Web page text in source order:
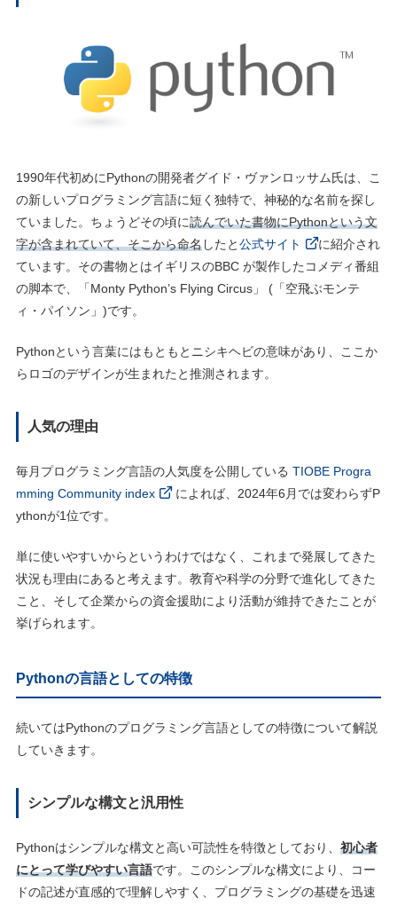
1990年代初めにPythonの開発者グイド・ヴァンロッサム氏は、こ
の新しいプログラミング言語に短く独特で、神秘的な名前を探し
ていました。ちょうどその頃に読んでいた書物にPythonという文
字が含まれていて、そこから命名したと公式サイト
に紹介され
ています。その書物とはイギリスのBBC が製作したコメディ番組
の脚本で、「Monty Python’s Flying Circus」 (「空飛ぶモンテ
ィ・パイソン」)です。
Pythonという言葉にはもともとニシキヘビの意味があり、ここか
らロゴのデザインが生まれたと推測されます。
人気の理由
毎月プログラミング言語の人気度を公開している TIOBE Progra
mming Community index
によれば、2024年6月では変わらずP
ythonが1位です。
単に使いやすいからというわけではなく、これまで発展してきた
状況も理由にあると考えます。教育や科学の分野で進化してきた
こと、そして企業からの資金援助により活動が維持できたことが
挙げられます。
Pythonの言語としての特徴
続いてはPythonのプログラミング言語としての特徴について解説
していきます。
シンプルな構文と汎用性
Pythonはシンプルな構文と高い可読性を特徴としており、 初心者
にとって学びやすい言語です。このシンプルな構文により、コー
ドの記述が直感的で理解しやすく、プログラミングの基礎を迅速